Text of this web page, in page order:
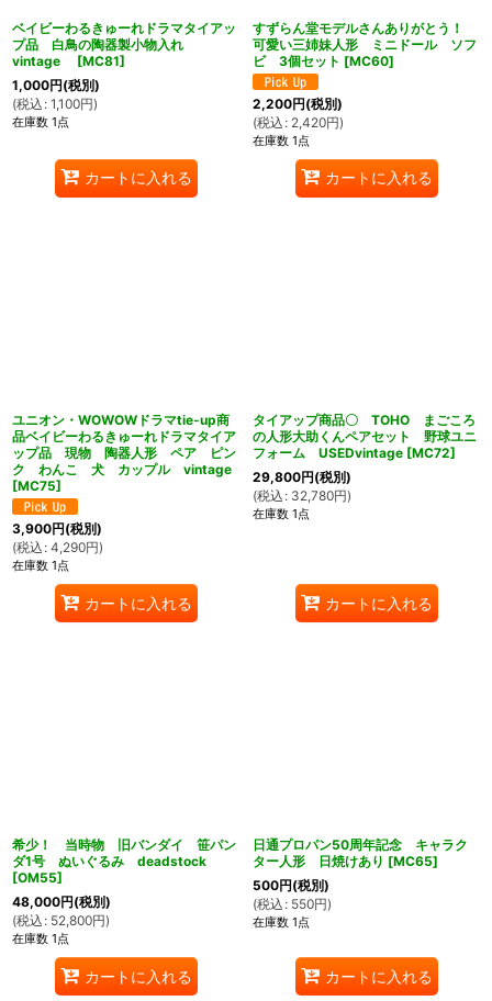
ベイビーわるきゅーれドラマタイアッ
プ品 白鳥の陶器製小物入れ
vintage
[MC81]
1,000円(税別)
(税込 : 1,100円)
在庫数 1点
カートに入れる
すずらん堂モデルさんありがとう！
可愛い三姉妹人形 ミニドール ソフ
ビ 3個セット [MC60]
2,200円(税別)
(税込 : 2,420円)
在庫数 1点
カートに入れる
ユニオン・WOWOWドラマtie-up商
品ベイビーわるきゅーれドラマタイア
ップ品 現物 陶器人形 ペア ピン
ク わんこ 犬 カップル vintage
[MC75]
3,900円(税別)
(税込 : 4,290円)
在庫数 1点
カートに入れる
タイアップ商品〇 TOHO まごころ
の人形大助くんペアセット 野球ユニ
フォーム USEDvintage [MC72]
29,800円(税別)
(税込 : 32,780円)
在庫数 1点
カートに入れる
希少！ 当時物 旧バンダイ 笹パン
ダ1号 ぬいぐるみ deadstock
[OM55]
48,000円(税別)
(税込 : 52,800円)
在庫数 1点
カートに入れる
日通プロパン50周年記念 キャラク
ター人形 日焼けあり [MC65]
500円(税別)
(税込 : 550円)
在庫数 1点
カートに入れる